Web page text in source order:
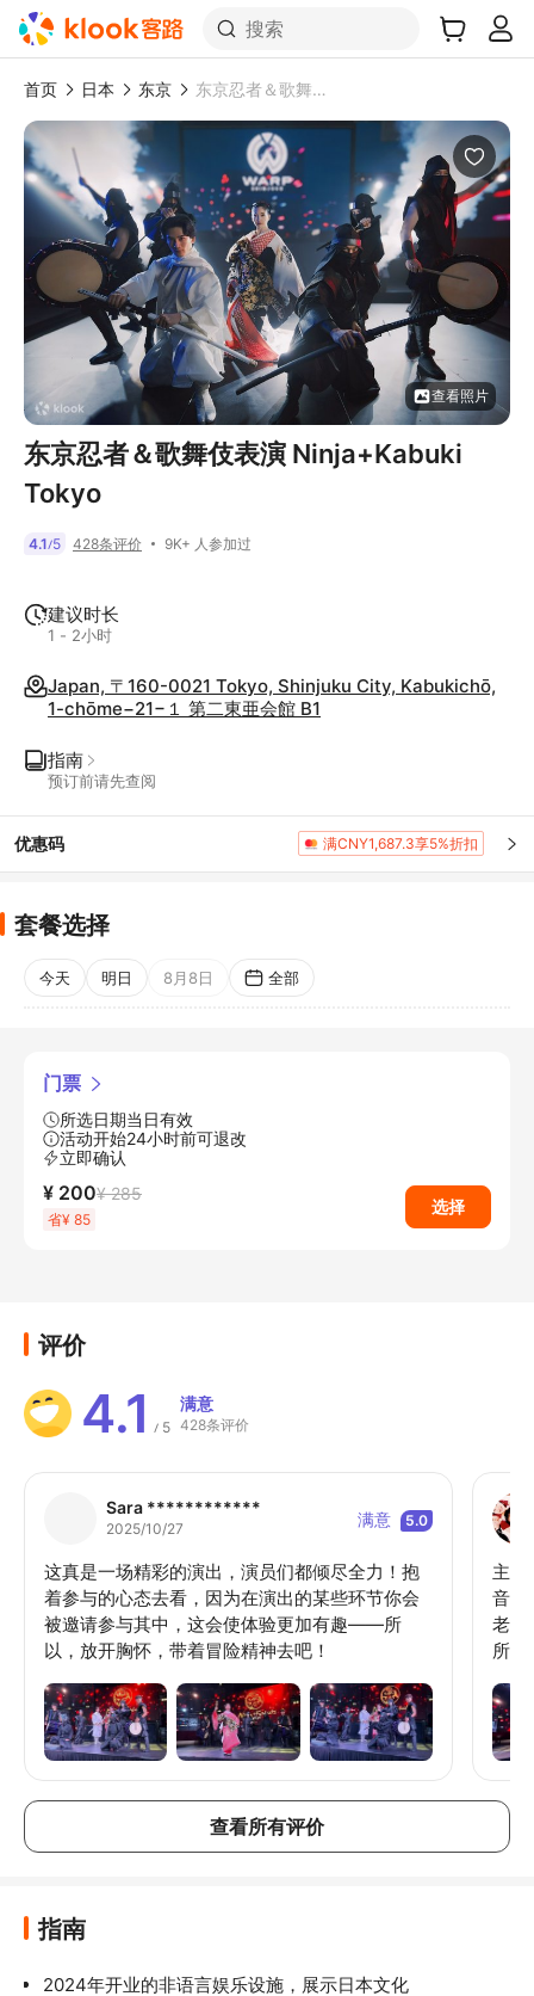
搜索
首页 日本 东京 东京忍者＆歌舞伎表演 Ninja+Kabuki Tokyo
查看照片
东京忍者＆歌舞伎表演 Ninja+Kabuki
Tokyo
4.1/5 428条评价 9K+ 人参加过
建议时长
1 - 2小时
Japan, 〒160-0021 Tokyo, Shinjuku City, Kabukichō,
1-chōme−21−１ 第二東亜会館 B1
指南
预订前请先查阅
优惠码 满CNY1,687.3享5%折扣
套餐选择
今天 明日 8月8日 全部
门票
所选日期当日有效
活动开始24小时前可退改
立即确认
¥ 285
¥ 200
省¥ 85
选择
评价
4.1 / 5
满意
428条评价
Sara ************
2025/10/27 满意 5.0
这真是一场精彩的演出，演员们都倾尽全力！抱
着参与的心态去看，因为在演出的某些环节你会
被邀请参与其中，这会使体验更加有趣——所
以，放开胸怀，带着冒险精神去吧！
主持
音乐
老师
所有
查看所有评价
指南
2024年开业的非语言娱乐设施，展示日本文化